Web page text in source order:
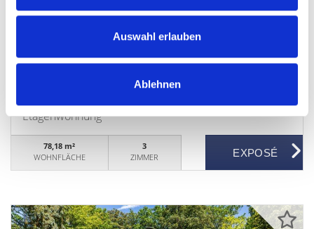
Auswahl erlauben
Ablehnen
HEGERICH: Vermietete 3-Zimmer-Wohnung mit
Südbalkon im Zamdorf - Bogenhausen
Etagenwohnung
78,18 m²
WOHNFLÄCHE
3
ZIMMER